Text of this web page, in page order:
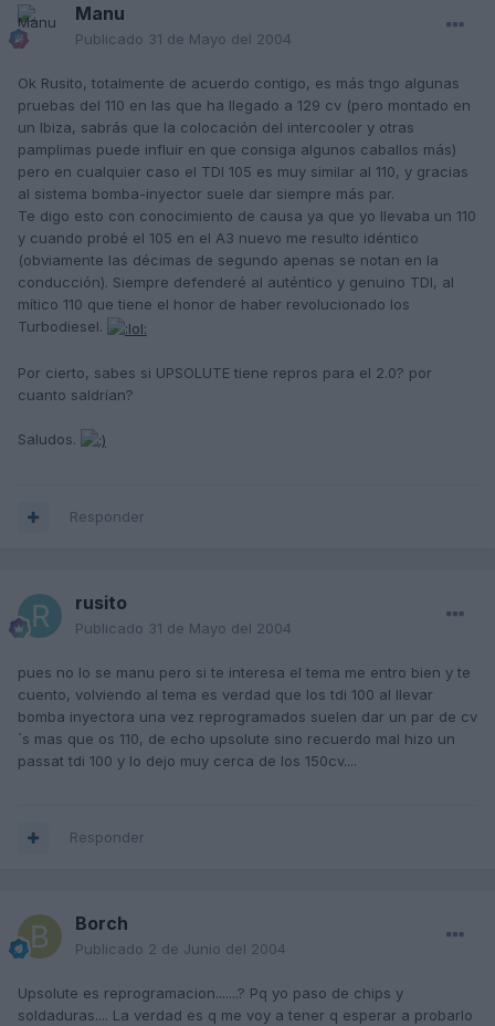
Manu
Publicado 31 de Mayo del 2004
Ok Rusito, totalmente de acuerdo contigo, es más tngo algunas
pruebas del 110 en las que ha llegado a 129 cv (pero montado en
un Ibiza, sabrás que la colocación del intercooler y otras
pamplimas puede influir en que consiga algunos caballos más)
pero en cualquier caso el TDI 105 es muy similar al 110, y gracias
al sistema bomba-inyector suele dar siempre más par.
Te digo esto con conocimiento de causa ya que yo llevaba un 110
y cuando probé el 105 en el A3 nuevo me resulto idéntico
(obviamente las décimas de segundo apenas se notan en la
conducción). Siempre defenderé al auténtico y genuino TDI, al
mítico 110 que tiene el honor de haber revolucionado los
Turbodiesel.
Por cierto, sabes si UPSOLUTE tiene repros para el 2.0? por
cuanto saldrían?
Saludos.
Responder
rusito
Publicado 31 de Mayo del 2004
pues no lo se manu pero si te interesa el tema me entro bien y te
cuento, volviendo al tema es verdad que los tdi 100 al llevar
bomba inyectora una vez reprogramados suelen dar un par de cv
´s mas que os 110, de echo upsolute sino recuerdo mal hizo un
passat tdi 100 y lo dejo muy cerca de los 150cv....
Responder
Borch
Publicado 2 de Junio del 2004
Upsolute es reprogramacion.......? Pq yo paso de chips y
soldaduras.... La verdad es q me voy a tener q esperar a probarlo